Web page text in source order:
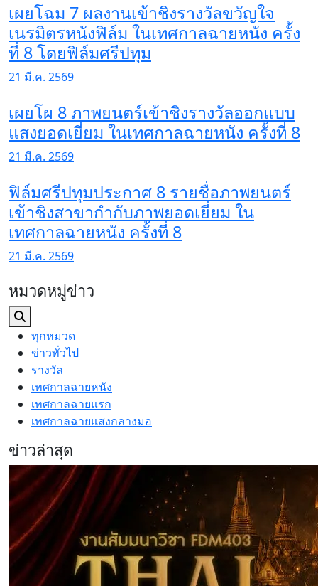
เผยโฉม 7 ผลงานเข้าชิงรางวัลขวัญใจ
เนรมิตรหนังฟิล์ม ในเทศกาลฉายหนัง ครั้ง
ที่ 8 โดยฟิล์มศรีปทุม
21 มี.ค. 2569
เผยโผ 8 ภาพยนตร์เข้าชิงรางวัลออกแบบ
แสงยอดเยี่ยม ในเทศกาลฉายหนัง ครั้งที่ 8
21 มี.ค. 2569
ฟิล์มศรีปทุมประกาศ 8 รายชื่อภาพยนตร์
เข้าชิงสาขากำกับภาพยอดเยี่ยม ใน
เทศกาลฉายหนัง ครั้งที่ 8
21 มี.ค. 2569
หมวดหมู่ข่าว
ทุกหมวด
ข่าวทั่วไป
รางวัล
เทศกาลฉายหนัง
เทศกาลฉายแรก
เทศกาลฉายแสงกลางมอ
ข่าวล่าสุด